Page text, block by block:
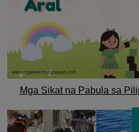
Mga Sikat na Pabula sa